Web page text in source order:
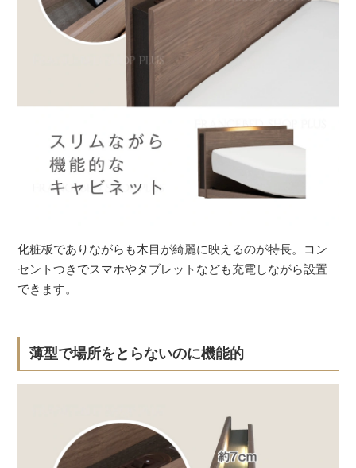
化粧板でありながらも木目が綺麗に映えるのが特長。コン
セントつきでスマホやタブレットなども充電しながら設置
できます。
薄型で場所をとらないのに機能的